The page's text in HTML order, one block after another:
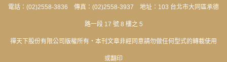
電話：(02)2558-3836 傳真：(02)2558-3937 地址：103 台北市大同區承德
路一段 17 號 8 樓之 5
禪天下股份有限公司版權所有‧本刊文章非經同意請勿做任何型式的轉載使用
或翻印